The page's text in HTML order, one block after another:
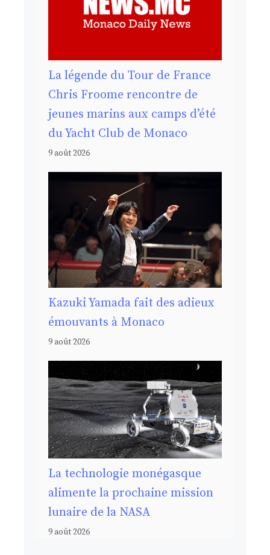
La légende du Tour de France
Chris Froome rencontre de
jeunes marins aux camps d’été
du Yacht Club de Monaco
9 août 2026
Kazuki Yamada fait des adieux
émouvants à Monaco
9 août 2026
La technologie monégasque
alimente la prochaine mission
lunaire de la NASA
9 août 2026